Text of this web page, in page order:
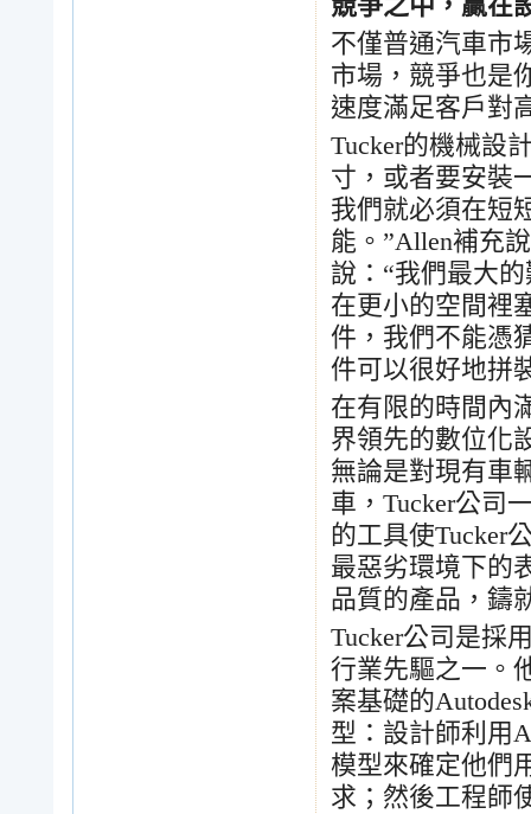
競爭之中，贏在
不僅普通汽車市
市場，競爭也是
速度滿足客戶對
Tucker的機械設
寸，或者要安裝
我們就必須在短
能。 ”Allen補充
說： “我們最大
在更小的空間裡
件，我們不能憑
件可以很好地拼
在有限的時間內
界領先的數位化
無論是對現有車
車， Tucker公司
的工具使Tucker
最惡劣環境下的
品質的產品，鑄
Tucker公司是採
行業先驅之一。
案基礎的
型：設計師利用
模型來確定他們
求；然後工程師